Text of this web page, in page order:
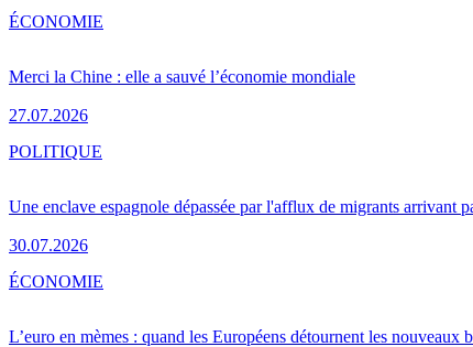
Merci la Chine : elle a sauvé l’économie mondiale
27.07.2026
ÉCONOMIE
Une enclave espagnole dépassée par l'afflux de migrants arrivant
30.07.2026
POLITIQUE
L’euro en mèmes : quand les Européens détournent les nouveaux
ÉCONOMIE